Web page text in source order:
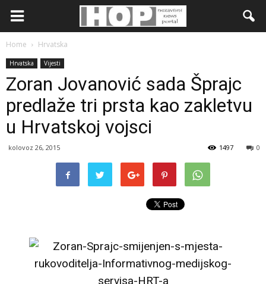
Home Hrvatska
Hrvatska Vijesti
Zoran Jovanović sada Šprajc
predlaže tri prsta kao zakletvu
u Hrvatskoj vojsci
kolovoz 26, 2015 0
1497